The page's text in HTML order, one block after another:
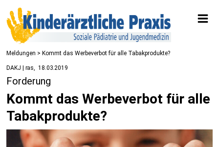
Meldungen > Kommt das Werbeverbot für alle Tabakprodukte?
DAKJ | ras 18.03.2019
Forderung
Kommt das Werbeverbot für alle
Tabakprodukte?